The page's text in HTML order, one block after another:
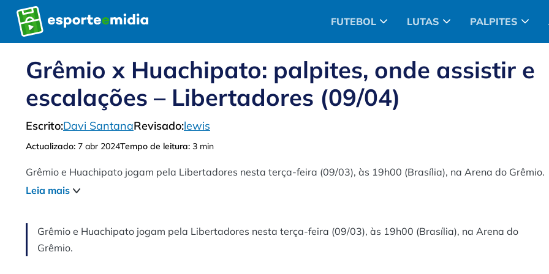
Pular
para
o
FUTEBOL LUTAS PALPITES
Grêmio x Huachipato: palpites, onde assistir e
escalações – Libertadores (09/04)
Escrito:Davi SantanaRevisado:lewis
Actualizado: 7 abr 2024Tempo de leitura: 3 min
Grêmio e Huachipato jogam pela Libertadores nesta terça-feira (09/03), às 19h00 (Brasília), na Arena do Grêmio.
Leia mais
Grêmio e Huachipato jogam pela Libertadores nesta terça-feira (09/03), às 19h00 (Brasília), na Arena do
Grêmio.